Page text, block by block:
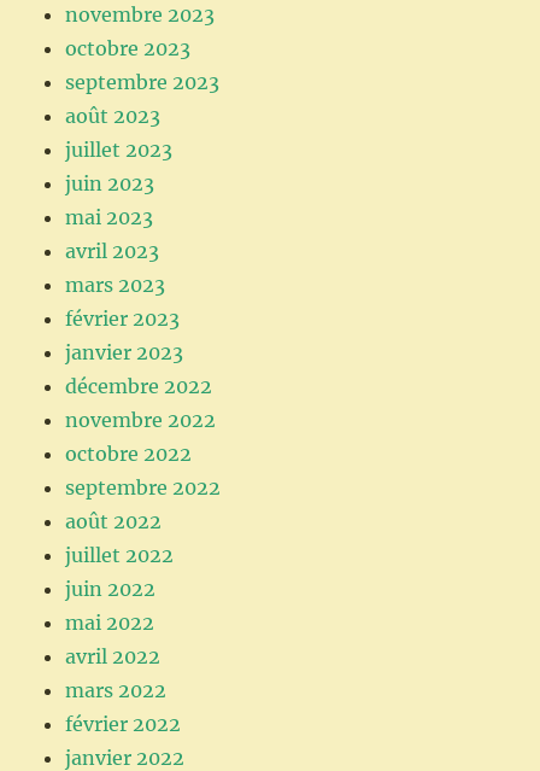
novembre 2023
octobre 2023
septembre 2023
août 2023
juillet 2023
juin 2023
mai 2023
avril 2023
mars 2023
février 2023
janvier 2023
décembre 2022
novembre 2022
octobre 2022
septembre 2022
août 2022
juillet 2022
juin 2022
mai 2022
avril 2022
mars 2022
février 2022
janvier 2022